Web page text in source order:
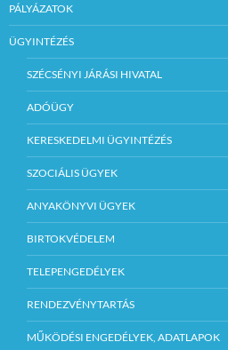
PÁLYÁZATOK
ÜGYINTÉZÉS
SZÉCSÉNYI JÁRÁSI HIVATAL
ADÓÜGY
KERESKEDELMI ÜGYINTÉZÉS
SZOCIÁLIS ÜGYEK
ANYAKÖNYVI ÜGYEK
BIRTOKVÉDELEM
TELEPENGEDÉLYEK
RENDEZVÉNYTARTÁS
MŰKÖDÉSI ENGEDÉLYEK, ADATLAPOK